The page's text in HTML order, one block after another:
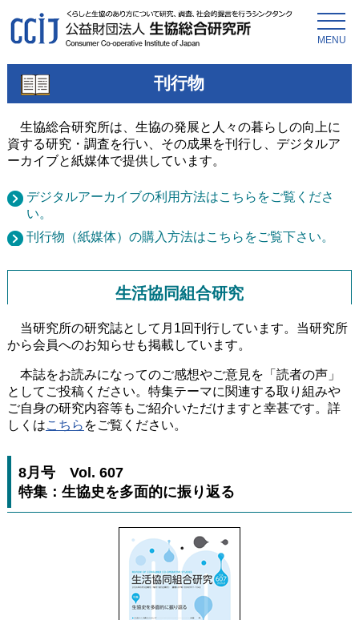
MENU
刊行物
生協総合研究所は、生協の発展と人々の暮らしの向上に
資する研究・調査を行い、その成果を刊行し、デジタルア
ーカイブと紙媒体で提供しています。
デジタルアーカイブの利用方法はこちらをご覧くださ
い。
刊行物（紙媒体）の購入方法はこちらをご覧下さい。
生活協同組合研究
当研究所の研究誌として月1回刊行しています。当研究所
から会員へのお知らせも掲載しています。
本誌をお読みになってのご感想やご意見を「読者の声」
としてご投稿ください。特集テーマに関連する取り組みや
ご自身の研究内容等もご紹介いただけますと幸甚です。詳
しくはこちら をご覧ください。
8月号 Vol. 607
特集：生協史を多面的に振り返る